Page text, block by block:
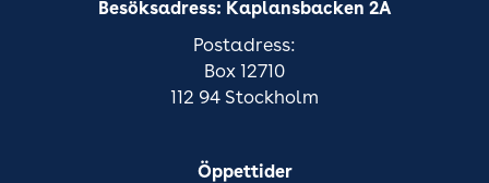
Besöksadress: Kaplansbacken 2A
Postadress:
Box 12710
112 94 Stockholm
Öppettider